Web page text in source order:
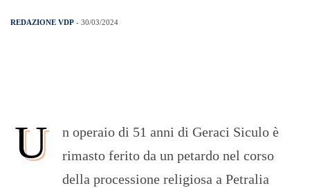
REDAZIONE VDP - 30/03/2024
U
n operaio di 51 anni di Geraci Siculo è
rimasto ferito da un petardo nel corso
della processione religiosa a Petralia